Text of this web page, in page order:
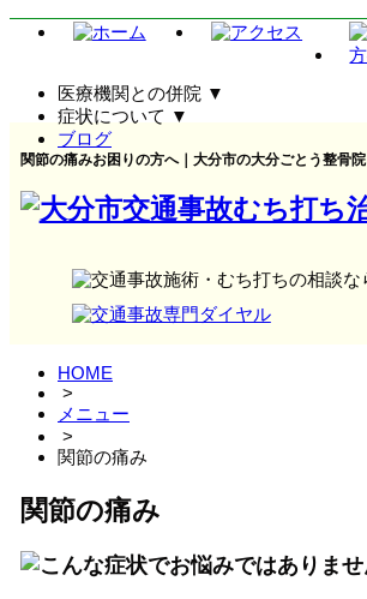
医療機関との併院 ▼
症状について ▼
ブログ
関節の痛みお困りの方へ｜大分市の大分ごとう整骨院
HOME
>
メニュー
>
関節の痛み
関節の痛み